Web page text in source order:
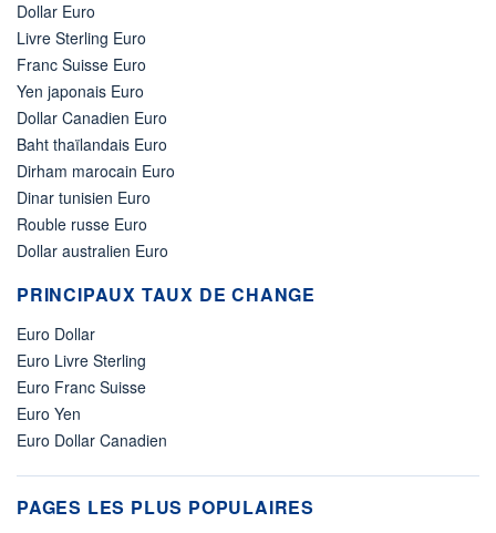
Dollar Euro
Livre Sterling Euro
Franc Suisse Euro
Yen japonais Euro
Dollar Canadien Euro
Baht thaïlandais Euro
Dirham marocain Euro
Dinar tunisien Euro
Rouble russe Euro
Dollar australien Euro
PRINCIPAUX TAUX DE CHANGE
Euro Dollar
Euro Livre Sterling
Euro Franc Suisse
Euro Yen
Euro Dollar Canadien
PAGES LES PLUS POPULAIRES